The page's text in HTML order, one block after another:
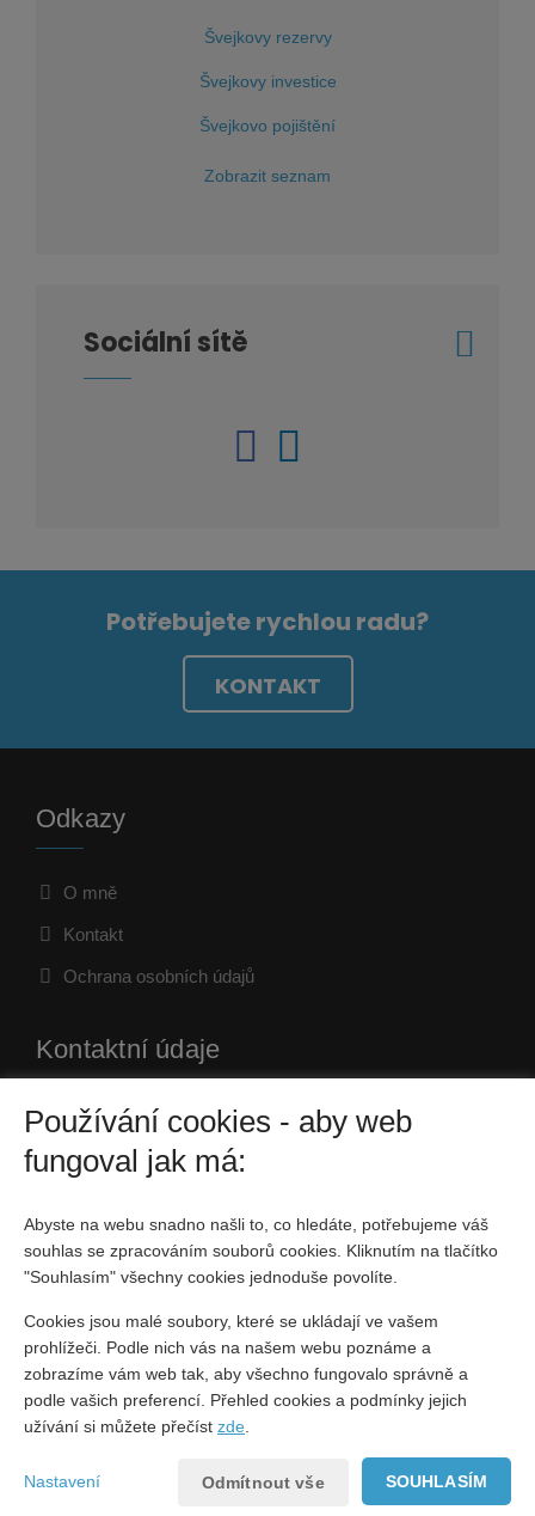
Švejkovy rezervy
Švejkovy investice
Švejkovo pojištění
Zobrazit seznam
Sociální sítě
Potřebujete rychlou radu?
KONTAKT
Odkazy
O mně
Kontakt
Ochrana osobních údajů
Kontaktní údaje
Husova 120/41, Kutná Hora
736 160 899
jiri.bicak@4fin.cz
IČO: Česká republika
Sociální sítě
Používání cookies - aby web
fungoval jak má:
Abyste na webu snadno našli to, co hledáte, potřebujeme váš
souhlas se zpracováním souborů cookies. Kliknutím na tlačítko
"Souhlasím" všechny cookies jednoduše povolíte.
Cookies jsou malé soubory, které se ukládají ve vašem
prohlížeči. Podle nich vás na našem webu poznáme a
zobrazíme vám web tak, aby všechno fungovalo správně a
podle vašich preferencí. Přehled cookies a podmínky jejich
užívání si můžete přečíst zde
Nastavení SOUHLASÍM
Odmítnout vše